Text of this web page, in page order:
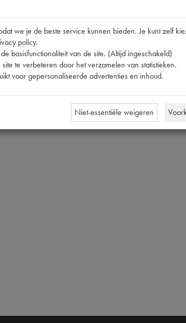
2CV
16007 | 2CV16007
[PW 2]
we je de beste service kunnen bieden. Je kunt zelf
policy.
basisfunctionaliteit van de site. (Altijd ingeschakeld)
te verbeteren door het verzamelen van statistieken.
voor gepersonaliseerde advertenties en inhoud.
Niet-essentiële weigeren